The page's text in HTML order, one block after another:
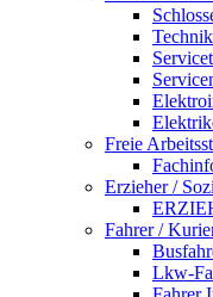
Freie
Erzieher /
Fahrer /
Lkw-